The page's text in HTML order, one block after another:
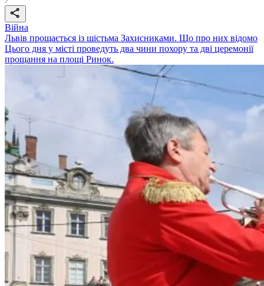
Війна
Львів прощається із шістьма Захисниками. Що про них відомо
Цього дня у місті проведуть два чини похору та дві церемонії
прощання на площі Ринок.